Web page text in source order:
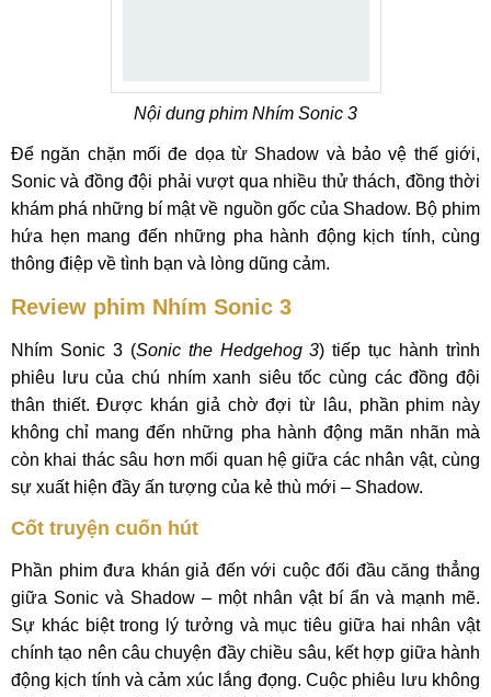
Nội dung phim Nhím Sonic 3
Để ngăn chặn mối đe dọa từ Shadow và bảo vệ thế giới,
Sonic và đồng đội phải vượt qua nhiều thử thách, đồng thời
khám phá những bí mật về nguồn gốc của Shadow. Bộ phim
hứa hẹn mang đến những pha hành động kịch tính, cùng
thông điệp về tình bạn và lòng dũng cảm.
Review phim Nhím Sonic 3
Nhím Sonic 3 (Sonic the Hedgehog 3) tiếp tục hành trình
phiêu lưu của chú nhím xanh siêu tốc cùng các đồng đội
thân thiết. Được khán giả chờ đợi từ lâu, phần phim này
không chỉ mang đến những pha hành động mãn nhãn mà
còn khai thác sâu hơn mối quan hệ giữa các nhân vật, cùng
sự xuất hiện đầy ấn tượng của kẻ thù mới – Shadow.
Cốt truyện cuốn hút
Phần phim đưa khán giả đến với cuộc đối đầu căng thẳng
giữa Sonic và Shadow – một nhân vật bí ẩn và mạnh mẽ.
Sự khác biệt trong lý tưởng và mục tiêu giữa hai nhân vật
chính tạo nên câu chuyện đầy chiều sâu, kết hợp giữa hành
động kịch tính và cảm xúc lắng đọng. Cuộc phiêu lưu không